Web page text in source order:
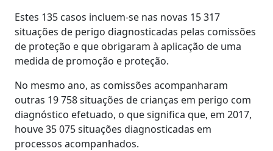
Estes 135 casos incluem-se nas novas 15 317
situações de perigo diagnosticadas pelas comissões
de proteção e que obrigaram à aplicação de uma
medida de promoção e proteção.
No mesmo ano, as comissões acompanharam
outras 19 758 situações de crianças em perigo com
diagnóstico efetuado, o que significa que, em 2017,
houve 35 075 situações diagnosticadas em
processos acompanhados.